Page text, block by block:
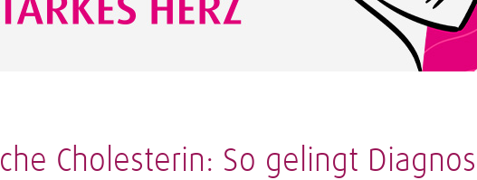
Cholesterin: So gelingt